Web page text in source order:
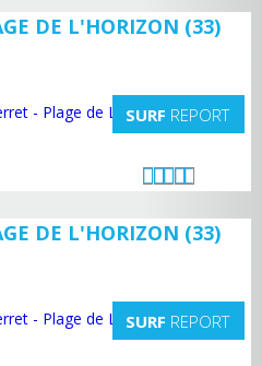
DE L'HORIZON (33)
SURF REPORT
DE L'HORIZON (33)
SURF REPORT